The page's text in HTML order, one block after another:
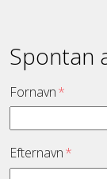
Spontan
Fornavn*
Efternavn*